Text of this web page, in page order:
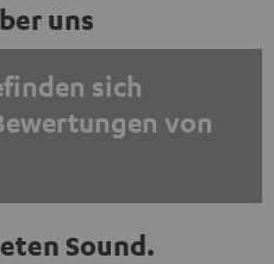
uns
sich
von
UND ANZEIGEN
Sound.